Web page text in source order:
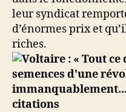
leur syndicat
d’énormes prix et
riches.